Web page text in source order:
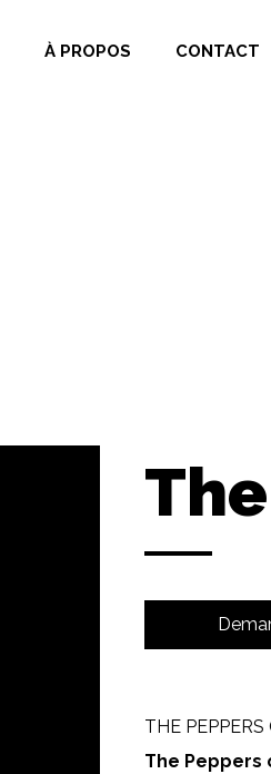
À PROPOS CONTACT
THE
The Peppers